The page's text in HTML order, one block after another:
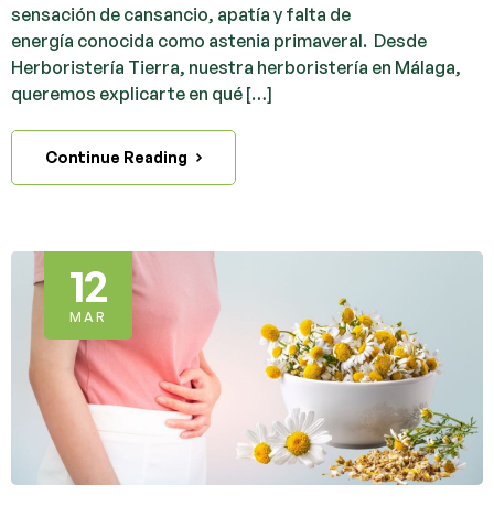
sensación de cansancio, apatía y falta de
energía conocida como astenia primaveral. Desde
Herboristería Tierra, nuestra herboristería en Málaga,
queremos explicarte en qué […]
Continue Reading
12
MAR